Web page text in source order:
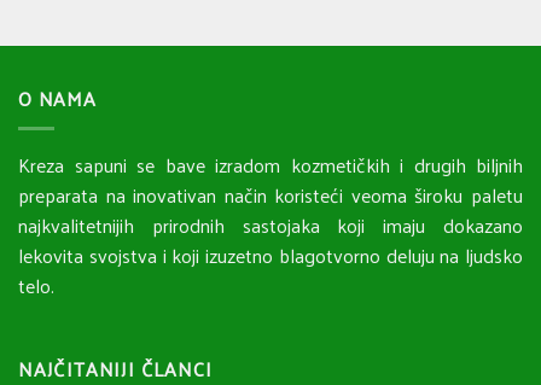
O NAMA
Kreza sapuni se bave izradom kozmetičkih i drugih biljnih
preparata na inovativan način koristeći veoma široku paletu
najkvalitetnijih prirodnih sastojaka koji imaju dokazano
lekovita svojstva i koji izuzetno blagotvorno deluju na ljudsko
telo.
NAJČITANIJI ČLANCI